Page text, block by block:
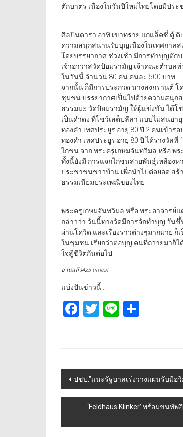
ตักบาตร เนื่องในวันปีใหม่ไทยโดยมีปร
ศิลปินดารา อาทิ เขาทราย แกแล็คซี่ ตู้
ความสนุกสนานรับบุญเนื่องในเทศกาล
โดยบรรยากาศ ช่วงเช้า มีการทำบุญตักบ
เจ้าอาวาสวัดป้อมรามัญ เจ้าคณะตำบล
ในวันนี้ จำนวน 80 คน คนละ 500 บาท
จากนั้น ก็มีการประกวด นางสงกรานต์ โ
ชุมชน บรรยากาศเป็นไปด้วยความสนุก
ธรรมมะ วัดป้อมรามัญ ให้ผู้แข่งขัน ได้โ
เป็นดำดง ที่โชว์เสต็ปลีลา แบบไม่สนอา
ทองคำ เทศประยูร อายุ 80 ปี 2 คนเข้า
ทองคำ เทศประยูร อายุ 80 ปี ได้รางวัล
ไก่ชน จาก พระครูเกษมจันทวิมล หรือ พร
ทั้งนี้ยังมี การแจกไก่ชนสายพันธุ์เหลือง
ประชาชนชาวบ้าน เพื่อนำไปต่อยอด สร้
ธรรมเนียมประเพณีของไทย
พระครูเกษมจันทวิมล หรือ พระอาจารย์แ
กล่าวว่า วันนี้ทางวัดมีการจักทำบุญ วันขึ้
ผ่านโควิด และเรื่องราวต่างๆมากมาย
ในชุมชน เรียกว่าต่อบุญ คนที่ถวายมาก็ไ
ใจสู้ชีวิตกันต่อไป
อ่านแล้ว423 times!
แบ่งปันข่าวนี้ :
Facebook
Twitter
Line
Post
navigation
ปชป.”แนะรัฐบาลเร่งวางแผนรับมือ
‘Feldhaus Klinker’ พร้อมขนทั